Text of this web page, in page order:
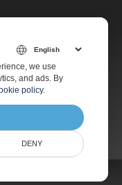
Support
we use
and ads. By
policy.
DENY